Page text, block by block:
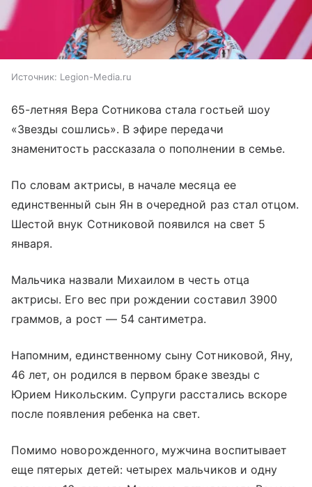
Источник: Legion-Media.ru
65-летняя Вера Сотникова стала гостьей шоу
«Звезды сошлись». В эфире передачи
знаменитость рассказала о пополнении в семье.
По словам актрисы, в начале месяца ее
единственный сын Ян в очередной раз стал отцом.
Шестой внук Сотниковой появился на свет 5
января.
Мальчика назвали Михаилом в честь отца
актрисы. Его вес при рождении составил 3900
граммов, а рост — 54 сантиметра.
Напомним, единственному сыну Сотниковой, Яну,
46 лет, он родился в первом браке звезды с
Юрием Никольским. Супруги расстались вскоре
после появления ребенка на свет.
Помимо новорожденного, мужчина воспитывает
еще пятерых детей: четырех мальчиков и одну